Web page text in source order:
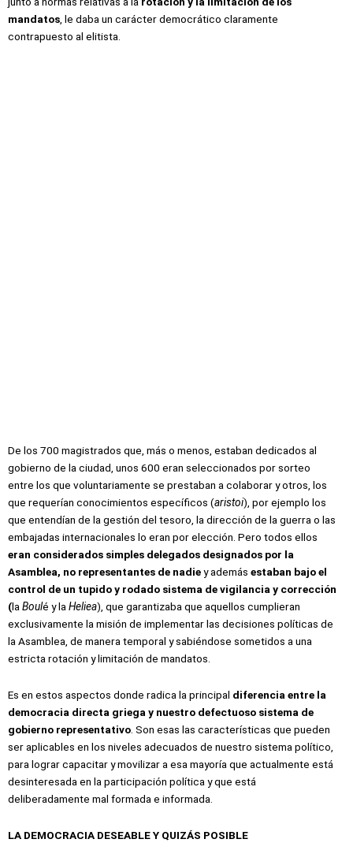
mandatos , le daba un carácter democrático claramente
contrapuesto al elitista.
De los 700 magistrados que, más o menos, estaban dedicados al
gobierno de la ciudad, unos 600 eran seleccionados por sorteo
entre los que voluntariamente se prestaban a colaborar y otros, los
que requerían conocimientos específicos (aristoi), por ejemplo los
que entendían de la gestión del tesoro, la dirección de la guerra o las
embajadas internacionales lo eran por elección. Pero todos ellos
eran considerados simples delegados designados por la
Asamblea, no representantes de nadiey además estaban bajo el
control de un tupido y rodado sistema de vigilancia y corrección
(la Boulé y la Heliea), que garantizaba que aquellos cumplieran
exclusivamente la misión de implementar las decisiones políticas de
la Asamblea, de manera temporal y sabiéndose sometidos a una
estricta rotación y limitación de mandatos.
Es en estos aspectos donde radica la principal diferencia entre la
democracia directa griega y nuestro defectuoso sistema de
gobierno representativo . Son esas las características que pueden
ser aplicables en los niveles adecuados de nuestro sistema político,
para lograr capacitar y movilizar a esa mayoría que actualmente está
desinteresada en la participación política y que está
deliberadamente mal formada e informada.
LA DEMOCRACIA DESEABLE Y QUIZÁS POSIBLE